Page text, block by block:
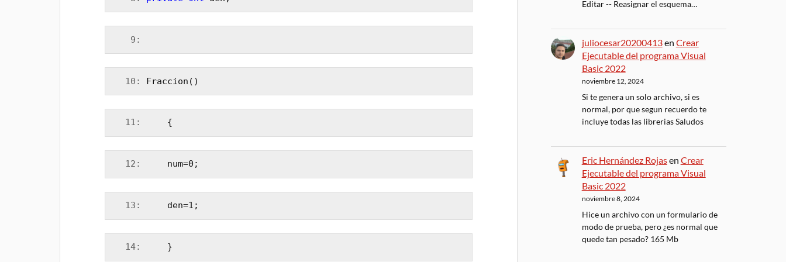
   9:
  10:
Fraccion()
  11:
     {
  12:
     num=0;
  13:
     den=1;
  14:
     }
Editar -- Reasignar el esquema…
juliocesar20200413en Crear
Ejecutable del programa Visual
Basic 2022
noviembre 12, 2024
Si te genera un solo archivo, si es
normal, por que segun recuerdo te
incluye todas las librerias Saludos
Eric Hernández Rojasen Crear
Ejecutable del programa Visual
Basic 2022
noviembre 8, 2024
Hice un archivo con un formulario de
modo de prueba, pero ¿es normal que
quede tan pesado? 165 Mb